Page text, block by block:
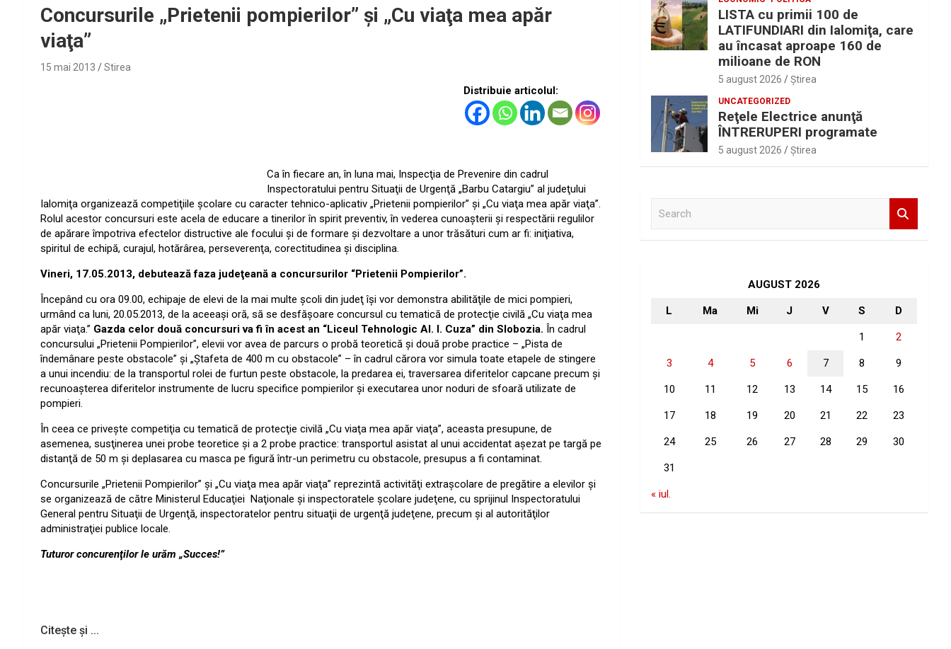
Concursurile „Prietenii pompierilor” şi „Cu viaţa mea apăr
viaţa”
15 mai 2013 Stirea
Distribuie articolul:
Ca în fiecare an, în luna mai, Inspecţia de Prevenire din cadrul
Inspectoratului pentru Situaţii de Urgenţă „Barbu Catargiu” al judeţului
Ialomiţa organizează competiţiile şcolare cu caracter tehnico-aplicativ „Prietenii pompierilor” şi „Cu viaţa mea apăr viaţa”.
Rolul acestor concursuri este acela de educare a tinerilor în spirit preventiv, în vederea cunoaşterii şi respectării regulilor
de apărare împotriva efectelor distructive ale focului şi de formare şi dezvoltare a unor trăsături cum ar fi: iniţiativa,
spiritul de echipă, curajul, hotărârea, perseverenţa, corectitudinea şi disciplina.
Vineri, 17.05.2013, debutează faza judeţeană a concursurilor “Prietenii Pompierilor”.
Începând cu ora 09.00, echipaje de elevi de la mai multe şcoli din judeţ îşi vor demonstra abilităţile de mici pompieri,
urmând ca luni, 20.05.2013, de la aceeaşi oră, să se desfăşoare concursul cu tematică de protecţie civilă „Cu viaţa mea
apăr viaţa.” Gazda celor două concursuri va fi în acest an “Liceul Tehnologic Al. I. Cuza” din Slobozia. În cadrul
concursului „Prietenii Pompierilor”, elevii vor avea de parcurs o probă teoretică şi două probe practice – „Pista de
îndemânare peste obstacole” şi „Ştafeta de 400 m cu obstacole” – în cadrul cărora vor simula toate etapele de stingere
a unui incendiu: de la transportul rolei de furtun peste obstacole, la predarea ei, traversarea diferitelor capcane precum şi
recunoaşterea diferitelor instrumente de lucru specifice pompierilor şi executarea unor noduri de sfoară utilizate de
pompieri.
În ceea ce priveşte competiţia cu tematică de protecţie civilă „Cu viaţa mea apăr viaţa”, aceasta presupune, de
asemenea, susţinerea unei probe teoretice şi a 2 probe practice: transportul asistat al unui accidentat aşezat pe targă pe
distanţă de 50 m şi deplasarea cu masca pe figură într-un perimetru cu obstacole, presupus a fi contaminat.
Concursurile „Prietenii Pompierilor” şi „Cu viaţa mea apăr viaţa” reprezintă activităţi extraşcolare de pregătire a elevilor şi
se organizează de către Ministerul Educaţiei Naţionale şi inspectoratele şcolare judeţene, cu sprijinul Inspectoratului
General pentru Situaţii de Urgenţă, inspectoratelor pentru situaţii de urgenţă judeţene, precum şi al autorităţilor
administraţiei publice locale.
Tuturor concurenţilor le urăm „Succes!”
Citește și ...
LISTA cu primii 100 de
LATIFUNDIARI din Ialomiţa, care
au încasat aproape 160 de
milioane de RON
5 august 2026 Ştirea
UNCATEGORIZED
Reţele Electrice anunţă
ÎNTRERUPERI programate
5 august 2026 Ştirea
AUGUST 2026
L Ma Mi J V S D
1 2
3 4 5 6 7 8 9
10 11 12 13 14 15 16
17 18 19 20 21 22 23
24 25 26 27 28 29 30
31
« iul.